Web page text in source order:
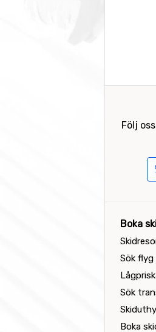
Följ
Boka
Sök
Sök
Boka